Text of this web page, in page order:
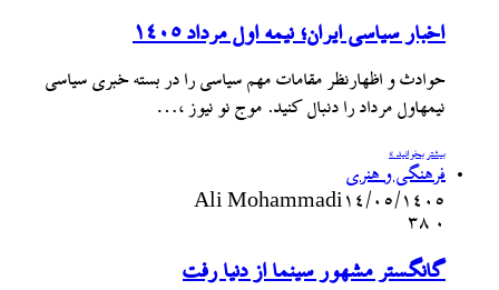
اخبار سیاسی ایران؛ نیمه اول مرداد ۱۴۰۵
حوادث و اظهارنظر مقامات مهم سیاسی را در بسته خبری سیاسی
نیمهاول مرداد را دنبال کنید. موج نو نیوز ،…
بیشتر بخوانید »
فرهنگی و هنری
Ali Mohammadi ۱۴/۰۵/۱۴۰۵
۰
گانگستر مشهور سینما از دنیا رفت